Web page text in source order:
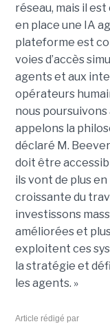
réseau, mais il
en place une IA
plateforme est
voies d’accès
agents et aux
opérateurs
nous
appelons la
déclaré M.
doit être
ils vont de plus
croissante du
investissons
améliorées et
exploitent ces
la stratégie et
les agents. »
Article rédigé par